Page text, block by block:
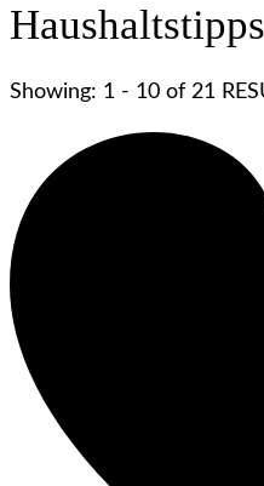
Haushaltstipps
Showing: 1 - 10 of 21